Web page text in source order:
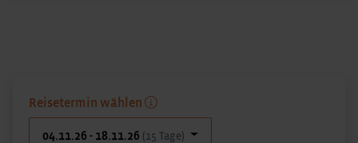
Reisetermin wählen
04.11.26 - 18.11.26 (15 Tage)